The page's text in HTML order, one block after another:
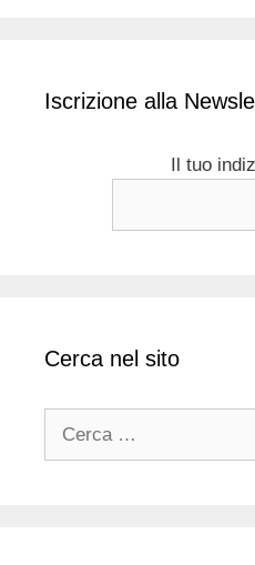
Iscrizione alla
Il tuo
Cerca nel sito